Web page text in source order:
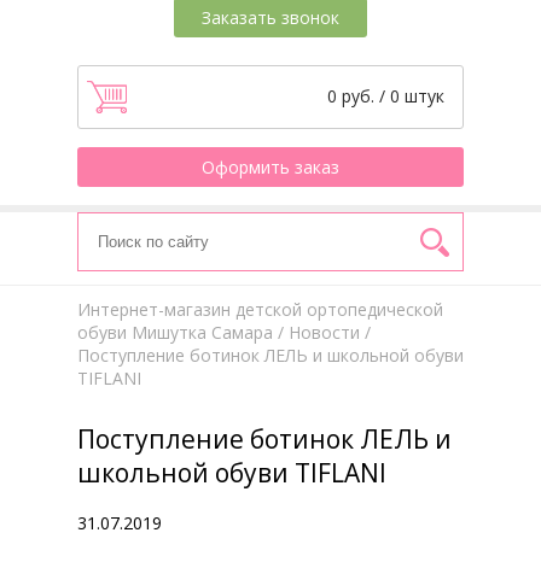
Заказать звонок
0 руб. / 0 штук
Оформить заказ
Интернет-магазин детской ортопедической
обуви Мишутка Самара / Новости /
Поступление ботинок ЛЕЛЬ и школьной обуви
TIFLANI
Поступление ботинок ЛЕЛЬ и
школьной обуви TIFLANI
31.07.2019